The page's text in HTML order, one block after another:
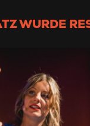
WURDE